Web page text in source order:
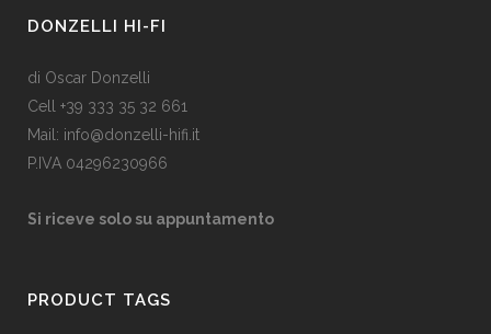
DONZELLI HI-FI
di Oscar Donzelli
Cell +39 333 35 32 661
Mail: info@donzelli-hifi.it
P.IVA 04296230966
Si riceve solo su appuntamento
PRODUCT TAGS